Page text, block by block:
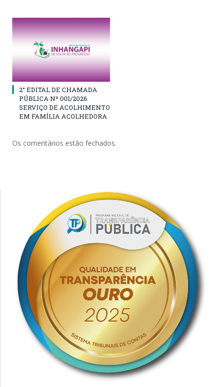
2° EDITAL DE CHAMADA
PÚBLICA Nº 001/2026
SERVIÇO DE ACOLHIMENTO
EM FAMÍLIA ACOLHEDORA
Os comentários estão fechados.